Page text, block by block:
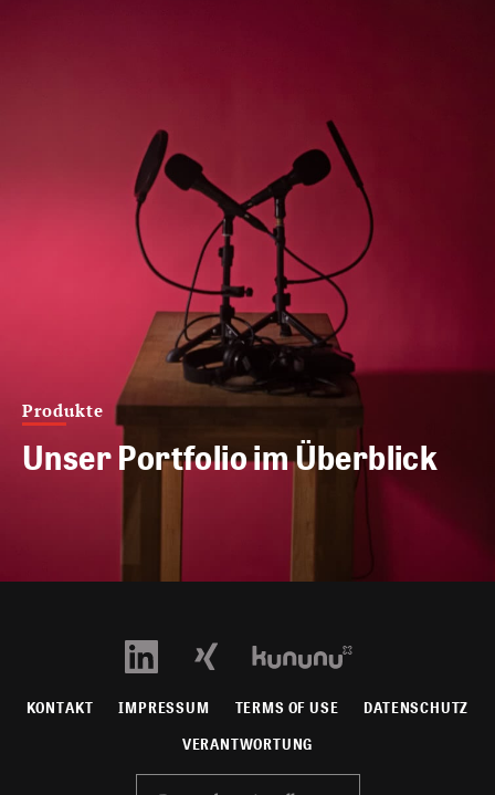
Produkte
Unser Portfolio im Überblick
KONTAKT IMPRESSUM TERMS OF USE DATENSCHUTZ
VERANTWORTUNG